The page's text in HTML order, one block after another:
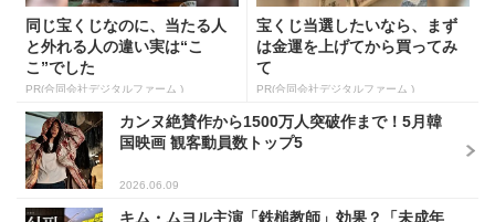
同じ宝くじなのに、当たる人
と外れる人の違い実は“こ
こ”でした
PR(合同会社デジタルファーム )
宝くじ当選したいなら、まず
は金運を上げてから買ってみ
て
PR(合同会社デジタルファーム )
カンヌ絶賛作から1500万人突破作まで！5月韓
国映画 観客動員数トップ5
2026.06.09
キム・ムヨル主演「鉄槌教師」効果？「未成年